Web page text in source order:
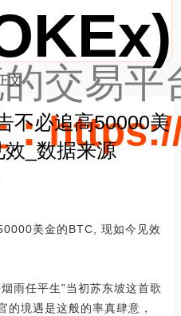
交易平
：
文
不必追高50000美
_数据来源
美金的BTC, 现如今见效
雨任平生”当初苏东坡这首歌
的境遇是这般的率真肆意，